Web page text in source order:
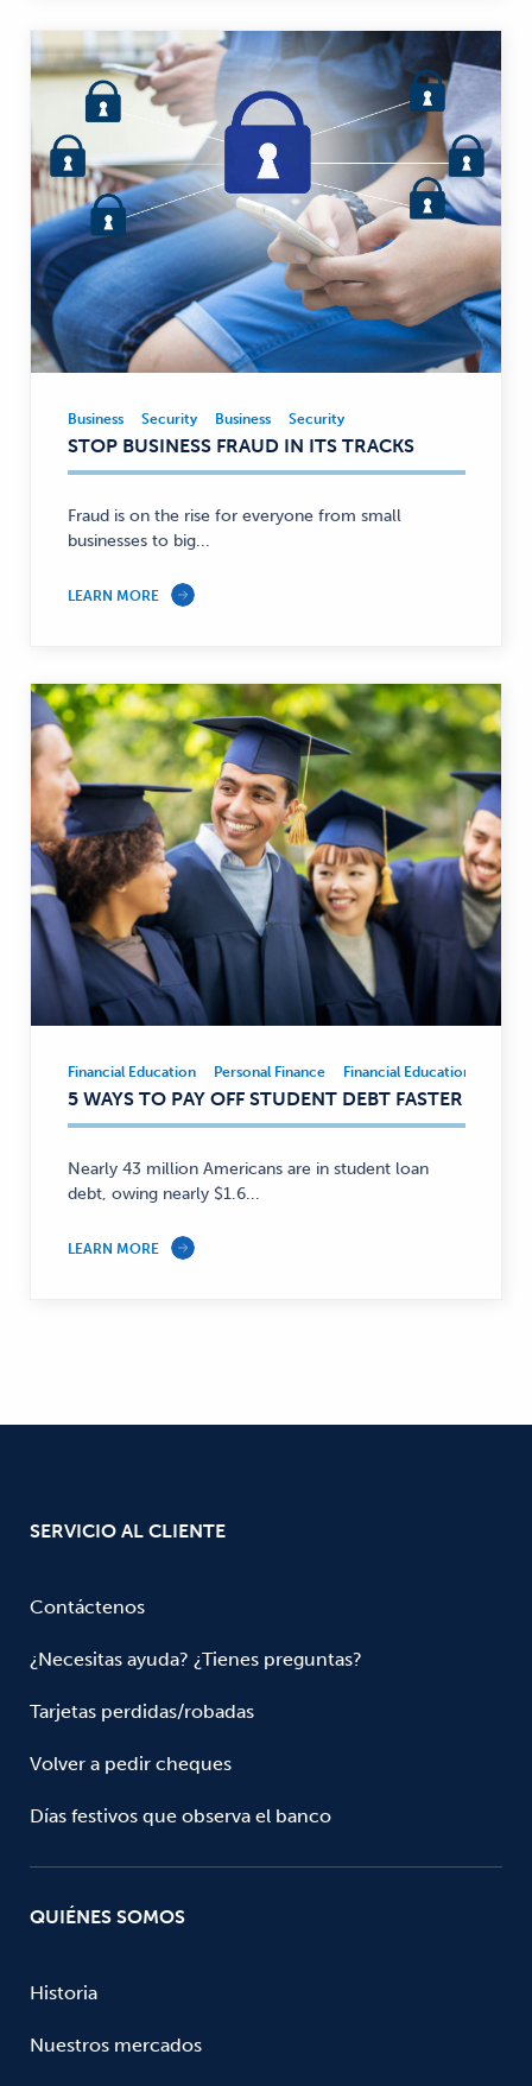
Business,
Security
—
Business Security Business Security
STOP BUSINESS FRAUD IN ITS TRACKS
Fraud is on the rise for everyone from small
businesses to big...
LEARN MORE
Financial
Education,
Personal
Finance
—
Financial Education Personal Finance Financial Education
5 WAYS TO PAY OFF STUDENT DEBT FASTER
Nearly 43 million Americans are in student loan
debt, owing nearly $1.6...
LEARN MORE
SERVICIO AL CLIENTE
Contáctenos
¿Necesitas ayuda? ¿Tienes preguntas?
Tarjetas perdidas/robadas
Volver a pedir cheques
Días festivos que observa el banco
QUIÉNES SOMOS
Historia
Nuestros mercados